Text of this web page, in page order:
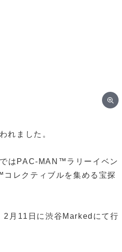
れました。
はPAC-MAN™ラリーイベン
レクティブルを集める宝探
2月11日に渋谷Markedにて行